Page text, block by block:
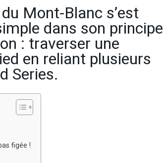
Mont-Blanc s’est
dans son principe
: traverser une
en reliant plusieurs
Series.
figée !